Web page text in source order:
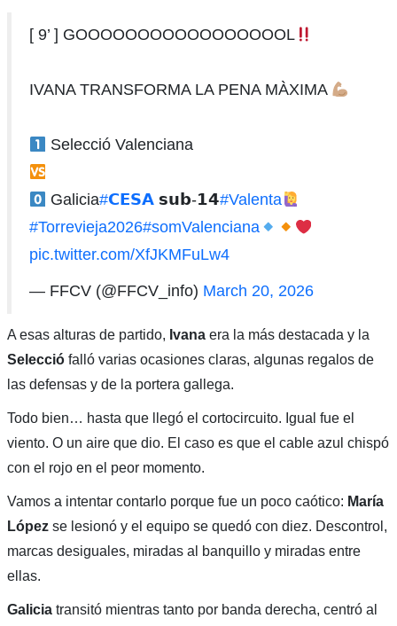
[ 9’ ] GOOOOOOOOOOOOOOOOOL
IVANA TRANSFORMA LA PENA MÀXIMA
Selecció Valenciana
Galicia#𝗖𝗘𝗦𝗔 𝘀𝘂𝗯-𝟭𝟰#Valenta
#Torrevieja2026#somValenciana
pic.twitter.com/XfJKMFuLw4
— FFCV (@FFCV_info) March 20, 2026
A esas alturas de partido, Ivanaera la más destacada y la
Selecciófalló varias ocasiones claras, algunas regalos de
las defensas y de la portera gallega.
Todo bien… hasta que llegó el cortocircuito. Igual fue el
viento. O un aire que dio. El caso es que el cable azul chispó
con el rojo en el peor momento.
Vamos a intentar contarlo porque fue un poco caótico: María
Lópezse lesionó y el equipo se quedó con diez. Descontrol,
marcas desiguales, miradas al banquillo y miradas entre
ellas.
Galiciatransitó mientras tanto por banda derecha, centró al